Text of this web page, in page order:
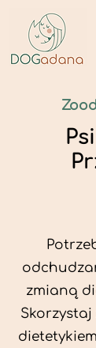
zmianą